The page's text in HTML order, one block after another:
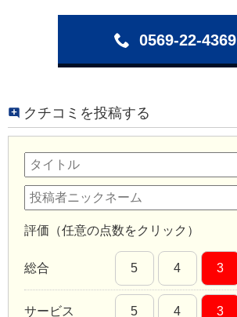
0569-22-4369
クチコミを投稿する
評価（任意の点数をクリック）
総合 5 4 3
サービス 5 4 3